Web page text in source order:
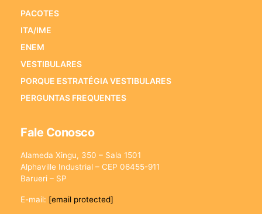
PACOTES
ITA/IME
ENEM
VESTIBULARES
PORQUE ESTRATÉGIA VESTIBULARES
PERGUNTAS FREQUENTES
Fale Conosco
Alameda Xingu, 350 – Sala 1501
Alphaville Industrial – CEP 06455-911
Barueri – SP
E-mail: [email protected]